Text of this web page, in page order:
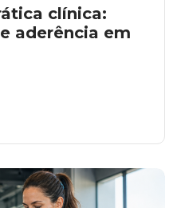
clínica:
aderência em